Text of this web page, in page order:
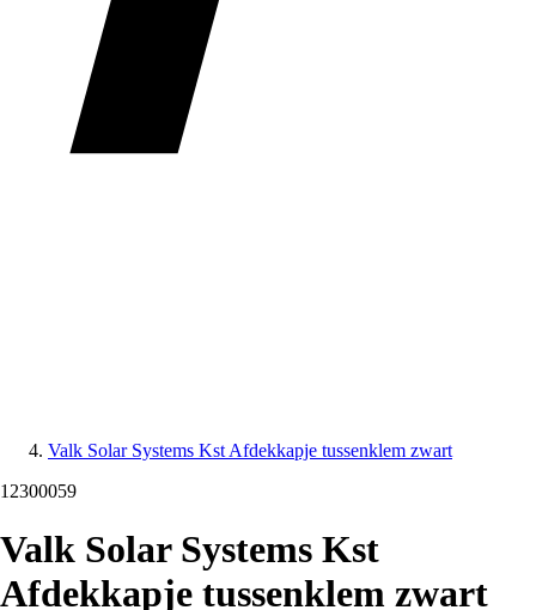
Valk Solar Systems Kst Afdekkapje tussenklem zwart
12300059
Valk Solar Systems Kst
Afdekkapje tussenklem zwart